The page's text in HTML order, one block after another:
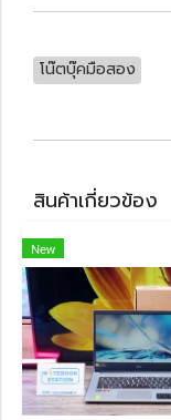
โน๊ตบุ๊คมือสอง
สินค้าเกี่ยวข้อง
New